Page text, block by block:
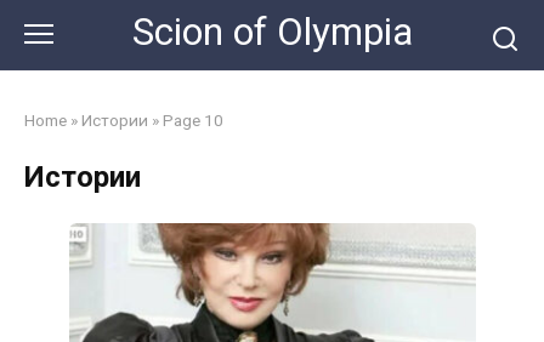
content
Scion of Olympia
Home » Истории » Page 10
Истории